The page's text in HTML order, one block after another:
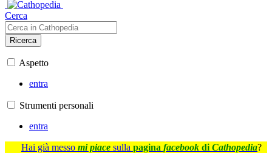
Cerca
Ricerca
Aspetto
entra
Strumenti personali
entra
Hai già messo mi piace sulla pagina facebook di Cathopedia?